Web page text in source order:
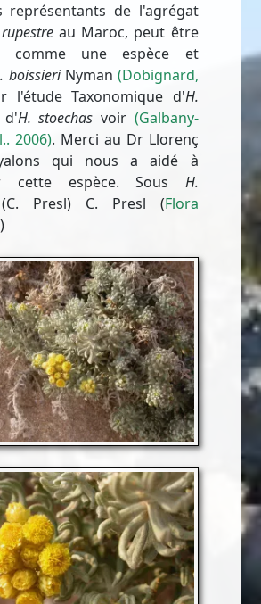
représentants de l'agrégat
au Maroc, peut être
comme une espèce et
boissieri Nyman (Dobignard,
l'étude Taxonomique d'H.
d'H. stoechas voir (Galbany-
2006). Merci au Dr Llorenç
qui nous a aidé à
cette espèce. Sous H.
Presl) C. Presl (Flora
)